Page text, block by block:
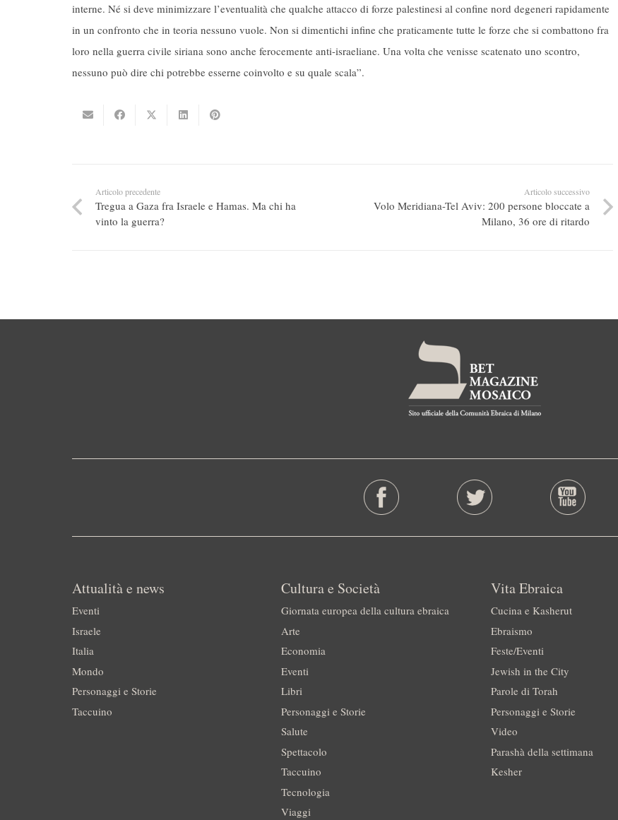
interne. Né si deve minimizzare l’eventualità che qualche attacco di forze palestinesi al confine nord degeneri rapidamente
in un confronto che in teoria nessuno vuole. Non si dimentichi infine che praticamente tutte le forze che si combattono fra
loro nella guerra civile siriana sono anche ferocemente anti-israeliane. Una volta che venisse scatenato uno scontro,
nessuno può dire chi potrebbe esserne coinvolto e su quale scala”.
Articolo precedente
Tregua a Gaza fra Israele e Hamas. Ma chi ha
vinto la guerra?
Articolo successivo
Volo Meridiana-Tel Aviv: 200 persone bloccate a
Milano, 36 ore di ritardo
Attualità e news
Eventi
Israele
Italia
Mondo
Personaggi e Storie
Taccuino
Cultura e Società
Giornata europea della cultura ebraica
Arte
Economia
Eventi
Libri
Personaggi e Storie
Salute
Spettacolo
Taccuino
Tecnologia
Viaggi
Vita Ebraica
Cucina e Kasherut
Ebraismo
Feste/Eventi
Jewish in the City
Parole di Torah
Personaggi e Storie
Video
Parashà della settimana
Kesher